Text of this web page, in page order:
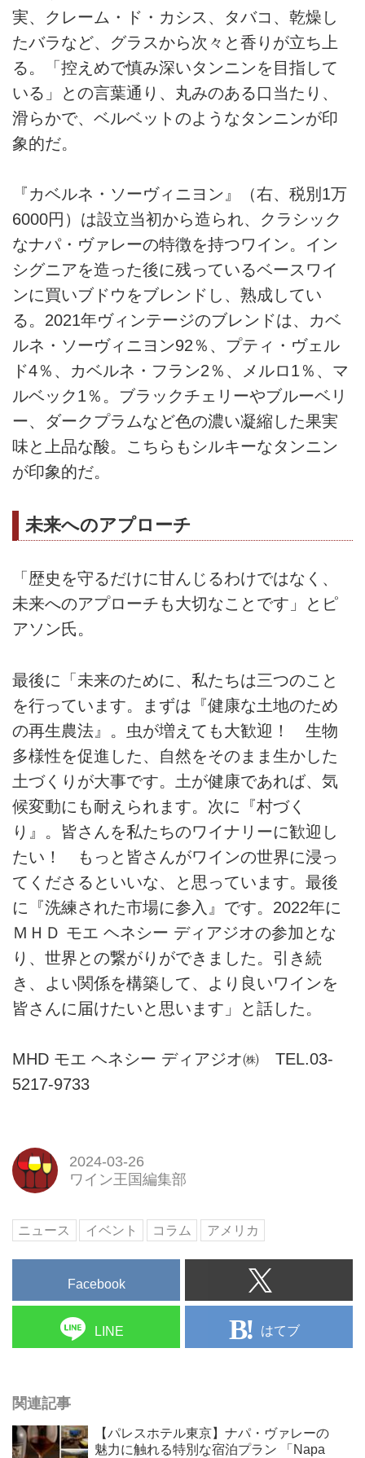
実、クレーム・ド・カシス、タバコ、乾燥し
たバラなど、グラスから次々と香りが立ち上
る。「控えめで慎み深いタンニンを目指して
いる」との言葉通り、丸みのある口当たり、
滑らかで、ベルベットのようなタンニンが印
象的だ。
『カベルネ・ソーヴィニヨン』（右、税別1万
6000円）は設立当初から造られ、クラシック
なナパ・ヴァレーの特徴を持つワイン。イン
シグニアを造った後に残っているベースワイ
ンに買いブドウをブレンドし、熟成してい
る。2021年ヴィンテージのブレンドは、カベ
ルネ・ソーヴィニヨン92％、プティ・ヴェル
ド4％、カベルネ・フラン2％、メルロ1％、マ
ルベック1％。ブラックチェリーやブルーベリ
ー、ダークプラムなど色の濃い凝縮した果実
味と上品な酸。こちらもシルキーなタンニン
が印象的だ。
未来へのアプローチ
「歴史を守るだけに甘んじるわけではなく、
未来へのアプローチも大切なことです」とピ
アソン氏。
最後に「未来のために、私たちは三つのこと
を行っています。まずは『健康な土地のため
の再生農法』。虫が増えても大歓迎！ 生物
多様性を促進した、自然をそのまま生かした
土づくりが大事です。土が健康であれば、気
候変動にも耐えられます。次に『村づく
り』。皆さんを私たちのワイナリーに歓迎し
たい！ もっと皆さんがワインの世界に浸っ
てくださるといいな、と思っています。最後
に『洗練された市場に参入』です。2022年に
ＭＨＤ モエ ヘネシー ディアジオの参加とな
り、世界との繋がりができました。引き続
き、よい関係を構築して、より良いワインを
皆さんに届けたいと思います」と話した。
MHD モエ ヘネシー ディアジオ㈱ TEL.03-
5217-9733
2024-03-26
ワイン王国編集部
ニュース イベント コラム アメリカ
Facebook
LINE はてブ
関連記事
【パレスホテル東京】ナパ・ヴァレーの
魅力に触れる特別な宿泊プラン 「Napa